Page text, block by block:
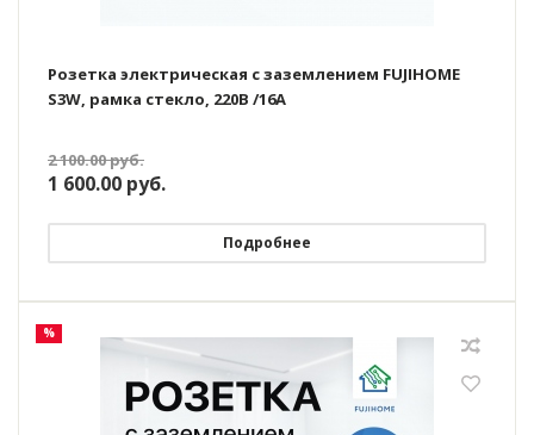
Розетка электрическая с заземлением FUJIHOME
S3W, рамка стекло, 220В /16А
2 100.00руб.
1 600.00 руб.
Подробнее
%